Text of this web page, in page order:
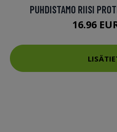
PUHDISTAMO RIISI
16.96